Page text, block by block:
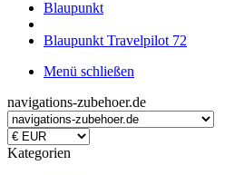
Blaupunkt
Blaupunkt Travelpilot 72
Menü schließen
navigations-zubehoer.de
Kategorien